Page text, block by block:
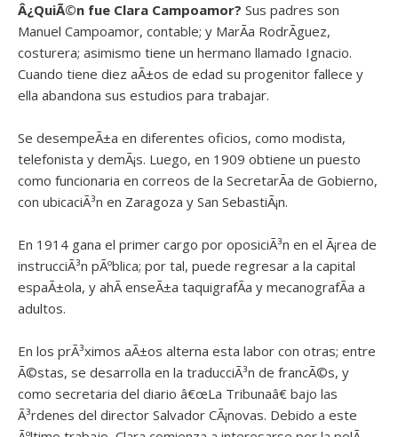
Â¿QuiÃ©n fue Clara Campoamor? Sus padres son
Manuel Campoamor, contable; y MarÃ­a RodrÃ­guez,
costurera; asimismo tiene un hermano llamado Ignacio.
Cuando tiene diez aÃ±os de edad su progenitor fallece y
ella abandona sus estudios para trabajar.
Se desempeÃ±a en diferentes oficios, como modista,
telefonista y demÃ¡s. Luego, en 1909 obtiene un puesto
como funcionaria en correos de la SecretarÃ­a de Gobierno,
con ubicaciÃ³n en Zaragoza y San SebastiÃ¡n.
En 1914 gana el primer cargo por oposiciÃ³n en el Ã¡rea de
instrucciÃ³n pÃºblica; por tal, puede regresar a la capital
espaÃ±ola, y ahÃ­ enseÃ±a taquigrafÃ­a y mecanografÃ­a a
adultos.
En los prÃ³ximos aÃ±os alterna esta labor con otras; entre
Ã©stas, se desarrolla en la traducciÃ³n de francÃ©s, y
como secretaria del diario â€œLa Tribunaâ€ bajo las
Ã³rdenes del director Salvador CÃ¡novas. Debido a este